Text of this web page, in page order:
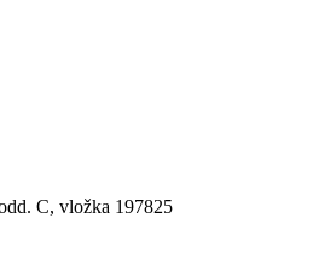
C, vložka 197825